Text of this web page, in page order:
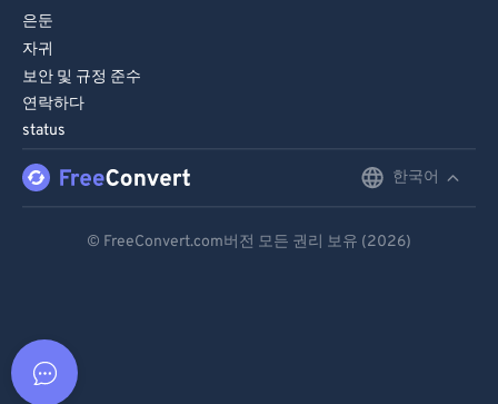
은둔
자귀
보안 및 규정 준수
연락하다
status
한국어
© FreeConvert.com버전 모든 권리 보유 (2026)